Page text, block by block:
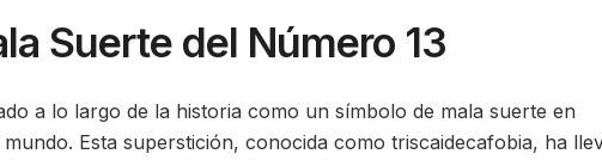
Suerte del Número 13
a lo largo de la historia como un símbolo de mala suerte en
Esta superstición, conocida como triscaidecafobia, ha